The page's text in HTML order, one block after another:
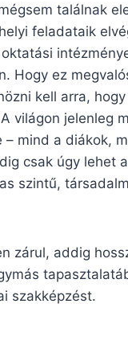
találnak
feladataik
Hogy ez
kell arra,
világon jelenleg
mind a diákok,
csak úgy lehet
szintű,
zárul, addig
szakképzést.